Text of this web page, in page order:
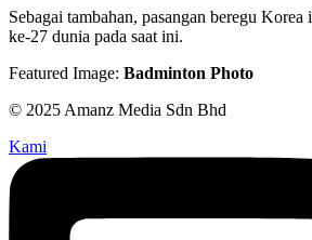
Sebagai tambahan, pasangan beregu
ke-27 dunia pada saat ini.
Featured Image: Badminton Photo
© 2025 Amanz Media Sdn Bhd
Kami